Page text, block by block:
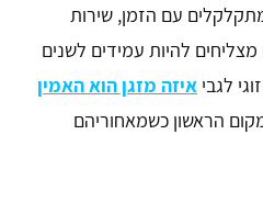
עם הזמן, שירות
להיות עמידים לשנים
לגבי איזה מזגן הוא האמין
הראשון כשמאחוריהם